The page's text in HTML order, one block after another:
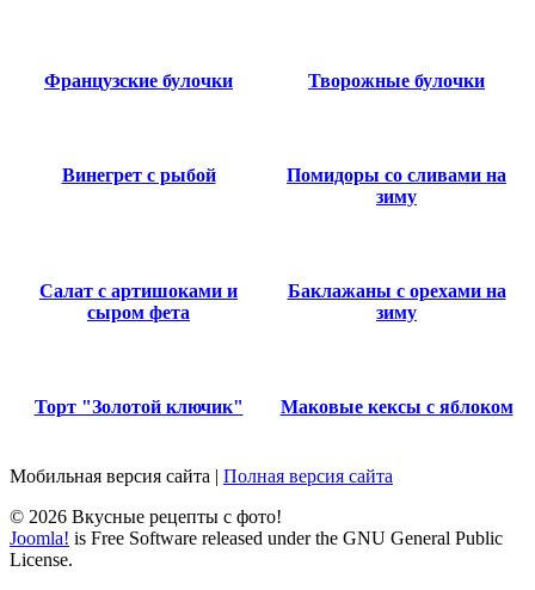
Французские булочки Творожные булочки
Винегрет с рыбой
Помидоры со сливами на
зиму
Салат с артишоками и
сыром фета
Баклажаны с орехами на
зиму
Торт "Золотой ключик" Маковые кексы с яблоком
Мобильная версия сайта | Полная версия сайта
© 2026 Вкусные рецепты с фото!
Joomla! is Free Software released under the GNU General Public
License.